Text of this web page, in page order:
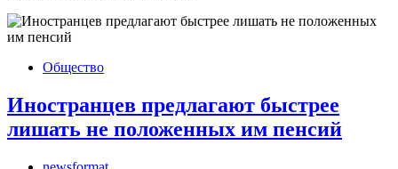
Общество
Иностранцев предлагают быстрее
лишать не положенных им пенсий